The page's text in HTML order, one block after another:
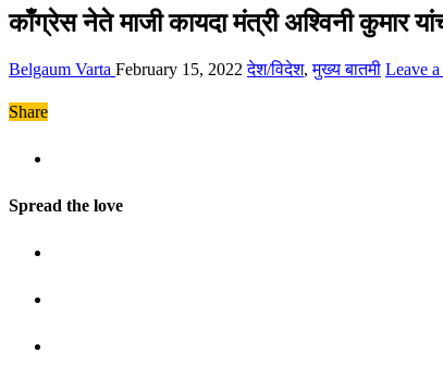
काँग्रेस नेते माजी कायदा मंत्री अश्विनी कुमार
Belgaum Varta February 15, 2022 देश/विदेश,मुख्य बातमी Leave
Share
Spread the love